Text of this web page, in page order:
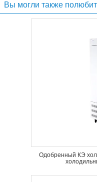
Вы могли также
Одобренный КЭ